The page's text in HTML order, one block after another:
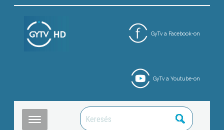
GyTv a Facebook-on
GyTv a Youtube-on